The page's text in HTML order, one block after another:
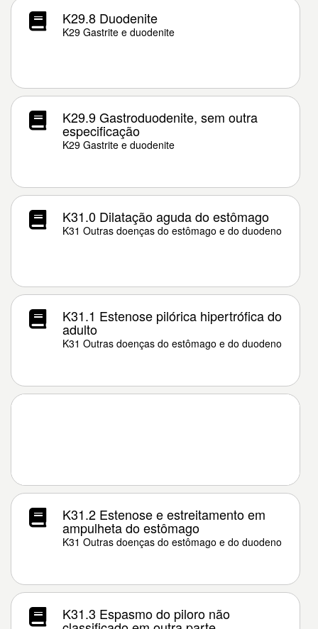
K29.8 Duodenite
K29 Gastrite e duodenite
K29.9 Gastroduodenite, sem outra
especificação
K29 Gastrite e duodenite
K31.0 Dilatação aguda do estômago
K31 Outras doenças do estômago e do duodeno
K31.1 Estenose pilórica hipertrófica do
adulto
K31 Outras doenças do estômago e do duodeno
K31.2 Estenose e estreitamento em
ampulheta do estômago
K31 Outras doenças do estômago e do duodeno
K31.3 Espasmo do piloro não